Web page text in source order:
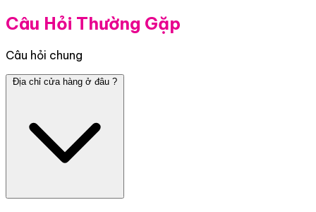
Câu Hỏi Thường Gặp
Câu hỏi chung
Địa chỉ cửa hàng ở đâu ?